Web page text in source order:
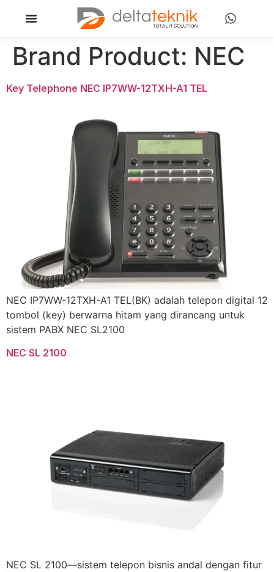
Brand Product: NEC
Key Telephone NEC IP7WW-12TXH-A1 TEL
NEC IP7WW-12TXH-A1 TEL(BK) adalah telepon digital 12
tombol (key) berwarna hitam yang dirancang untuk
sistem PABX NEC SL2100
NEC SL 2100
NEC SL 2100—sistem telepon bisnis andal dengan fitur